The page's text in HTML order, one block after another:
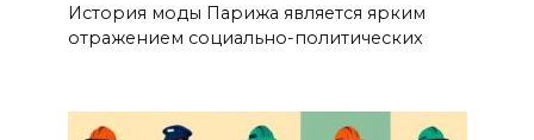
История моды Парижа является ярким
отражением социально-политических